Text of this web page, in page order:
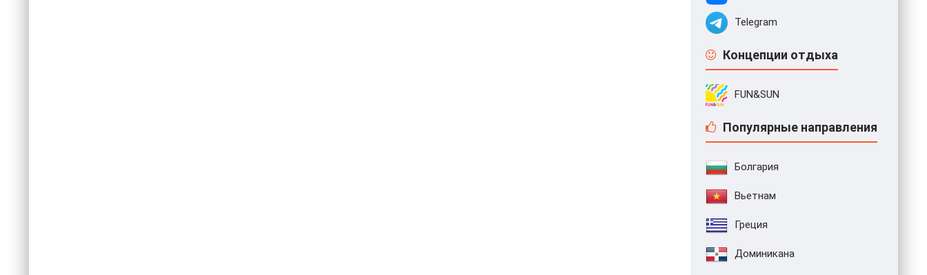
Telegram
Концепции отдыха
FUN&SUN
Популярные направления
Болгария
Вьетнам
Греция
Доминикана